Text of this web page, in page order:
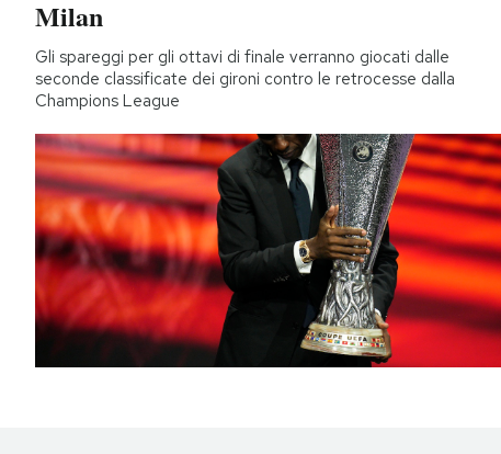
Milan
Gli spareggi per gli ottavi di finale verranno giocati dalle
seconde classificate dei gironi contro le retrocesse dalla
Champions League